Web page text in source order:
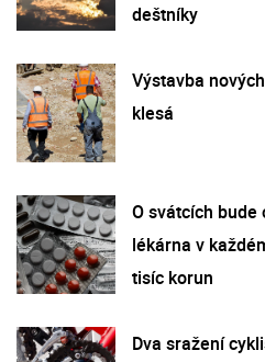
deštníky
Výstavba
klesá
O svátcích
lékárna v
tisíc korun
Dva sražení